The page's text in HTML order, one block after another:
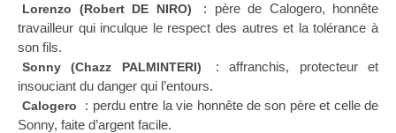
Lorenzo (Robert DE NIRO)
: père de Calogero, honnête
travailleur qui inculque le respect des autres et la tolérance à
son fils.
Sonny (Chazz PALMINTERI)
: affranchis, protecteur et
insouciant du danger qui l’entours.
Calogero
: perdu entre la vie honnête de son père et celle de
Sonny, faite d’argent facile.